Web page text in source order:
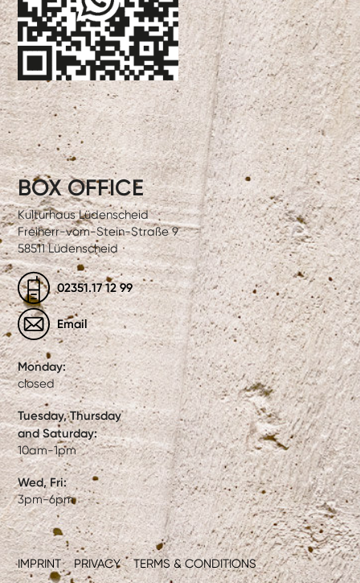
IMPRINT PRIVACY TERMS & CONDITIONS
BOX OFFICE
Kulturhaus Lüdenscheid
Freiherr-vom-Stein-Straße 9
58511 Lüdenscheid
02351.17 12 99
Email
Monday:
closed
Tuesday, Thursday
and Saturday:
10am-1pm
Wed, Fri:
3pm-6pm